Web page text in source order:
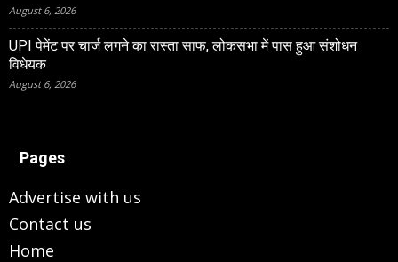
August 6, 2026
UPI पेमेंट पर चार्ज लगने का रास्ता साफ, लोकसभा में पास हुआ संशोधन
विधेयक
August 6, 2026
Pages
Advertise with us
Contact us
Home